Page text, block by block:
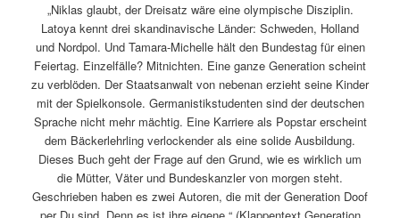
„Niklas glaubt, der Dreisatz wäre eine olympische Disziplin.
Latoya kennt drei skandinavische Länder: Schweden, Holland
und Nordpol. Und Tamara-Michelle hält den Bundestag für einen
Feiertag. Einzelfälle? Mitnichten. Eine ganze Generation scheint
zu verblöden. Der Staatsanwalt von nebenan erzieht seine Kinder
mit der Spielkonsole. Germanistikstudenten sind der deutschen
Sprache nicht mehr mächtig. Eine Karriere als Popstar erscheint
dem Bäckerlehrling verlockender als eine solide Ausbildung.
Dieses Buch geht der Frage auf den Grund, wie es wirklich um
die Mütter, Väter und Bundeskanzler von morgen steht.
Geschrieben haben es zwei Autoren, die mit der Generation Doof